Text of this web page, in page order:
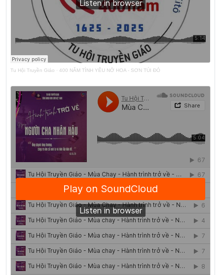
Tu Hội Truyền Giáo · 400 NĂM TÌNH YÊU NỞ HOA - SƠN TÚI ĐỎ